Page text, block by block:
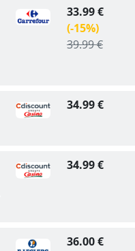
33.99 €
(-15%)
39.99 €
34.99 €
34.99 €
36.00 €